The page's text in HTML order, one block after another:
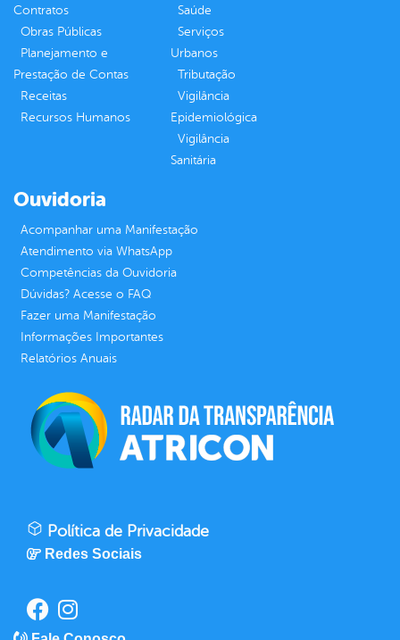
Contratos
Obras Públicas
Planejamento e
Prestação de Contas
Receitas
Recursos Humanos
Saúde
Serviços
Urbanos
Tributação
Vigilância
Epidemiológica
Vigilância
Sanitária
Ouvidoria
Acompanhar uma Manifestação
Atendimento via WhatsApp
Competências da Ouvidoria
Dúvidas? Acesse o FAQ
Fazer uma Manifestação
Informações Importantes
Relatórios Anuais
Política de Privacidade
Redes Sociais